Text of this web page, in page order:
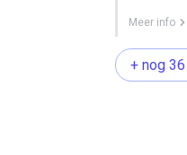
Meer info
+ nog